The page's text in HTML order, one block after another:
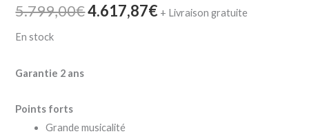
5.799,00€4.617,87€ + Livraison gratuite
En stock
Garantie 2 ans
Points forts
Grande musicalité